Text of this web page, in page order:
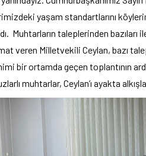
yaşam standartlarını
Muhtarların taleplerinden
veren Milletvekili Ceylan, bazı
bir ortamda geçen toplantının
muhtarlar, Ceylan’ı ayakta